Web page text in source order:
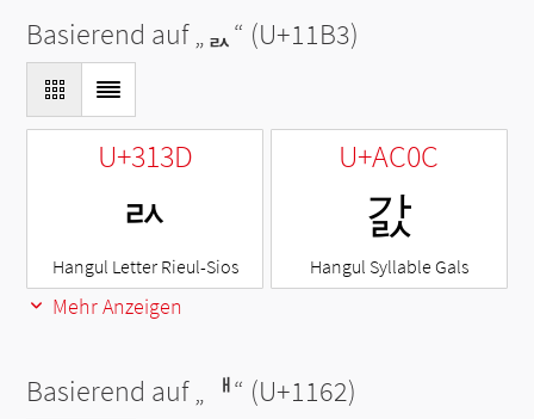
Basierend auf „ᆳ“ (U+11B3)
U+313D
ㄽ
Hangul Letter Rieul-Sios
U+AC0C
갌
Hangul Syllable Gals
Mehr Anzeigen
Basierend auf „ ᅢ“ (U+1162)